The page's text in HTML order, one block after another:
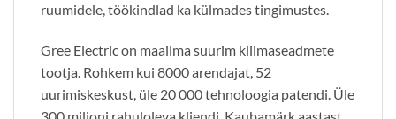
ruumidele, töökindlad ka külmades tingimustes.
Gree Electric on maailma suurim kliimaseadmete
tootja. Rohkem kui 8000 arendajat, 52
uurimiskeskust, üle 20 000 tehnoloogia patendi. Üle